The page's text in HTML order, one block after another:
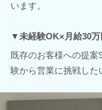
います。
▼未経験OK×月給30万
既存のお客様への提
験から営業に挑戦した